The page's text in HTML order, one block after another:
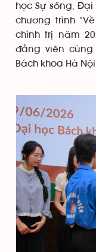
học Sự sống,
chương trình
chính trị năm
đảng viên
Bách khoa Hà